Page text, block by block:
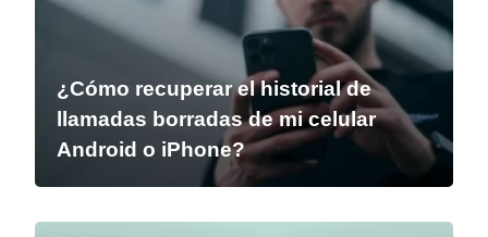
¿Cómo recuperar el historial de
llamadas borradas de mi celular
Android o iPhone?